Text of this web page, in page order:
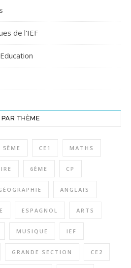
de l'IEF
PAR THÈME
5ÈME CE1 MATHS
6ÈME CP
ANGLAIS
ESPAGNOL ARTS
MUSIQUE IEF
GRANDE SECTION CE2